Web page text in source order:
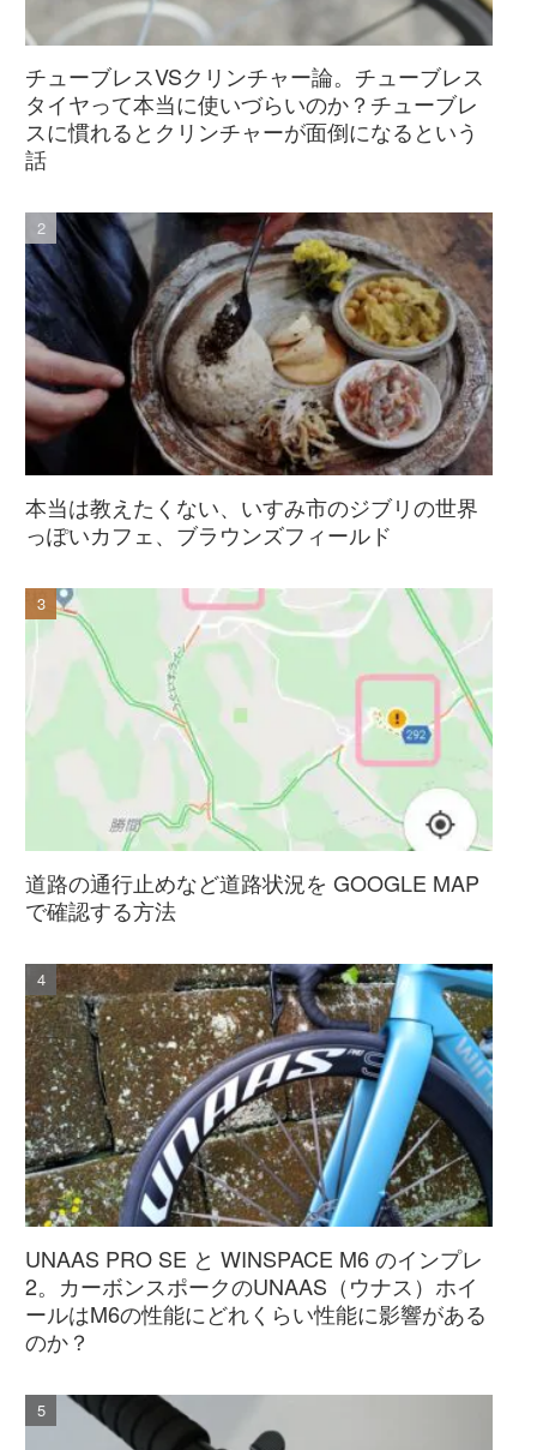
チューブレスVSクリンチャー論。チューブレス
タイヤって本当に使いづらいのか？チューブレ
スに慣れるとクリンチャーが面倒になるという
話
本当は教えたくない、いすみ市のジブリの世界
っぽいカフェ、ブラウンズフィールド
道路の通行止めなど道路状況を GOOGLE MAP
で確認する方法
UNAAS PRO SE と WINSPACE M6 のインプレ
2。カーボンスポークのUNAAS（ウナス）ホイ
ールはM6の性能にどれくらい性能に影響がある
のか？